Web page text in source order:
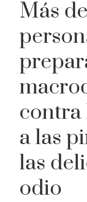
Más
contra
a las
las
odio